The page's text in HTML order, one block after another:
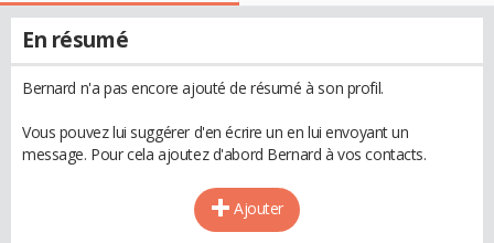
En résumé
Bernard n'a pas encore ajouté de résumé à son profil.
Vous pouvez lui suggérer d'en écrire un en lui envoyant un
message. Pour cela ajoutez d'abord Bernard à vos contacts.
Ajouter